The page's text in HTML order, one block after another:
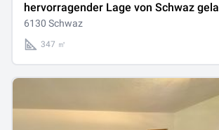
hervorragender Lage von Schwaz
(!) zur Neuvermietung
6130 Schwaz
347 ㎡